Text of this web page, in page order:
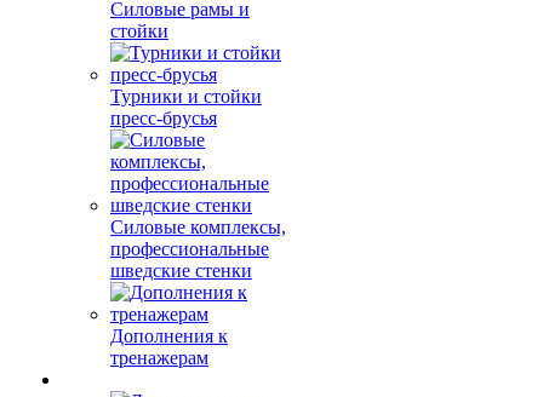
Силовые рамы и
стойки
Турники и стойки
пресс-брусья
Силовые комплексы,
профессиональные
шведские стенки
Дополнения к
тренажерам